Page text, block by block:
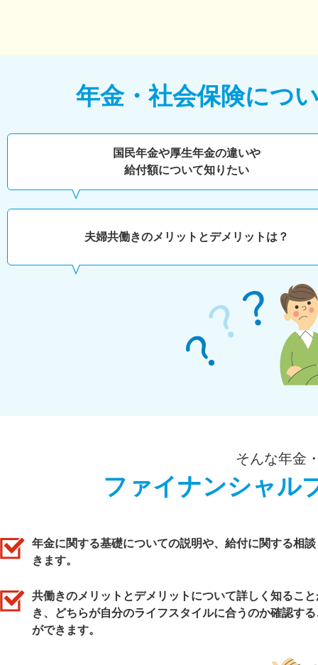
年金・社会保険につ
国民年金や厚生年金の違いや
給付額について知りたい
夫婦共働きのメリットとデメリットは？
そんな年金
ファイナンシャル
年金に関する基礎についての説明や、給付に関する相
きます。
共働きのメリットとデメリットについて詳しく知るこ
き、どちらが自分のライフスタイルに合うのか確認す
ができます。